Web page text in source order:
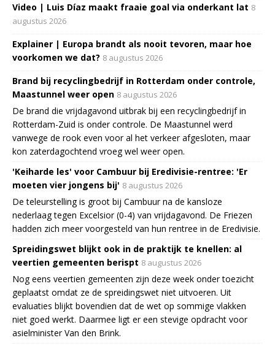
Video | Luis Díaz maakt fraaie goal via onderkant lat 8
augustus 2026
Explainer | Europa brandt als nooit tevoren, maar hoe
voorkomen we dat? 8 augustus 2026
Brand bij recyclingbedrijf in Rotterdam onder controle,
Maastunnel weer open 8 augustus 2026
De brand die vrijdagavond uitbrak bij een recyclingbedrijf in
Rotterdam-Zuid is onder controle. De Maastunnel werd
vanwege de rook even voor al het verkeer afgesloten, maar
kon zaterdagochtend vroeg wel weer open.
'Keiharde les' voor Cambuur bij Eredivisie-rentree: 'Er
moeten vier jongens bij' 8 augustus 2026
De teleurstelling is groot bij Cambuur na de kansloze
nederlaag tegen Excelsior (0-4) van vrijdagavond. De Friezen
hadden zich meer voorgesteld van hun rentree in de Eredivisie.
Spreidingswet blijkt ook in de praktijk te knellen: al
veertien gemeenten berispt 8 augustus 2026
Nog eens veertien gemeenten zijn deze week onder toezicht
geplaatst omdat ze de spreidingswet niet uitvoeren. Uit
evaluaties blijkt bovendien dat de wet op sommige vlakken
niet goed werkt. Daarmee ligt er een stevige opdracht voor
asielminister Van den Brink.